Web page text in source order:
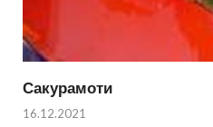
Сакурамоти
16.12.2021